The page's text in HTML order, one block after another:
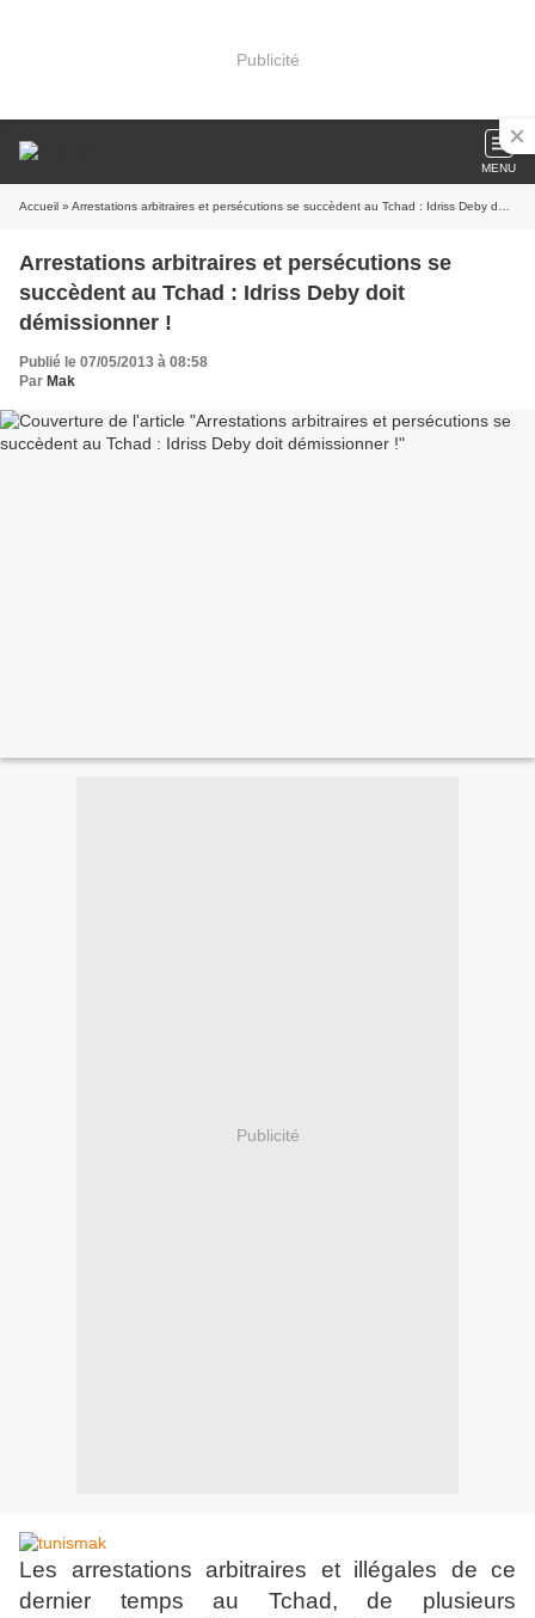
Publicité
MENU
Accueil » Arrestations arbitraires et persécutions se succèdent au Tchad : Idriss Deby doit démissionner !
Arrestations arbitraires et persécutions se
succèdent au Tchad : Idriss Deby doit
démissionner !
Publié le 07/05/2013 à 08:58
Par Mak
Publicité
Les arrestations arbitraires et illégales de ce
dernier temps au Tchad, de plusieurs